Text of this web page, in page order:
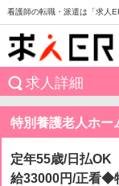
看護師の転職・派遣は「求人
求人詳細
特別養護老人ホー
定年55歳/日払OK
給33000円/正看◆